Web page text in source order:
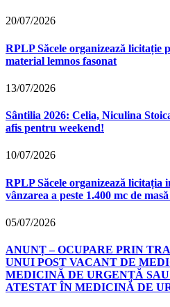
20/07/2026
RPLP Săcele organizează licitație
material lemnos fasonat
13/07/2026
Sântilia 2026: Celia, Niculina
afis pentru weekend!
10/07/2026
RPLP Săcele organizează licitația
vânzarea a peste 1.400 mc de
05/07/2026
ANUNȚ – OCUPARE PRIN
UNUI POST VACANT DE
MEDICINĂ DE URGENȚĂ
ATESTAT ÎN MEDICINĂ DE